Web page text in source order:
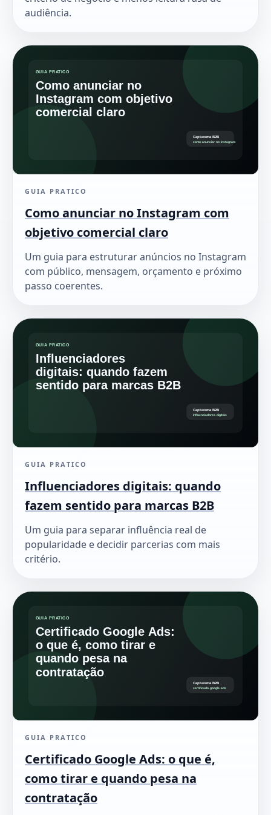
audiência.
GUIA PRATICO
Como anunciar no Instagram com
objetivo comercial claro
Um guia para estruturar anúncios no Instagram
com público, mensagem, orçamento e próximo
passo coerentes.
GUIA PRATICO
Influenciadores digitais: quando
fazem sentido para marcas B2B
Um guia para separar influência real de
popularidade e decidir parcerias com mais
critério.
GUIA PRATICO
Certificado Google Ads: o que é,
como tirar e quando pesa na
contratação